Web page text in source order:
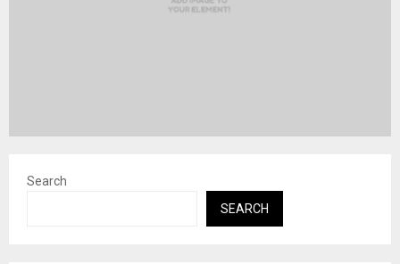
Search
SEARCH